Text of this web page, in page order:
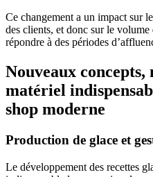
Ce changement a un impact sur
des clients, et donc sur le volume
répondre à des périodes
Nouveaux
matériel
shop moderne
Production de glace et
Le développement des recettes